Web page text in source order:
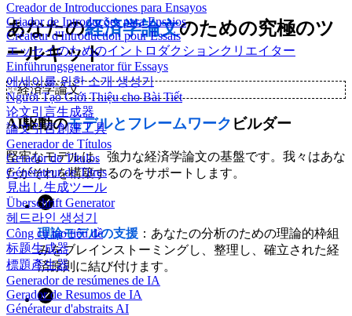
Creador de Introducciones para Ensayos
Criador de Introduções para Ensaios
Créateur d'Introduction pour Essais
エッセイのためのイントロダクションクリエイター
Einführungsgenerator für Essays
에세이를 위한 소개 생성기
Người Tạo Giới Thiệu cho Bài Tiết
论文引言生成器
論文引言創建工具
Generador de Títulos
Gerador de Títulos
Générateur de Titres
見出し生成ツール
Überschrift Generator
헤드라인 생성기
Công cụ tạo tiêu đề
标题生成器
標題產生器
Generador de resúmenes de IA
Gerador de Resumos de IA
Générateur d'abstraits AI
あなたの経済学論文のための究極のツ
ールキット
✨経済学論文
AI駆動のモデルとフレームワーク ビルダー
堅牢なモデルは、強力な経済学論文の基盤です。我々はあな
たがそれを構築するのをサポートします。
理論モデルの支援 ：あなたの分析のための理論的枠組
みをブレインストーミングし、整理し、確立された経
済原則に結び付けます。